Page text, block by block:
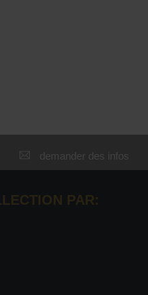
demander des infos
PAR: